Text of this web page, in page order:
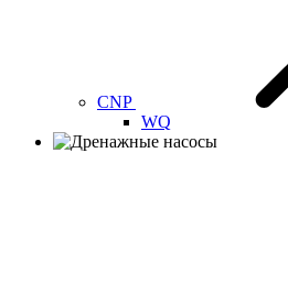
CNP
WQ